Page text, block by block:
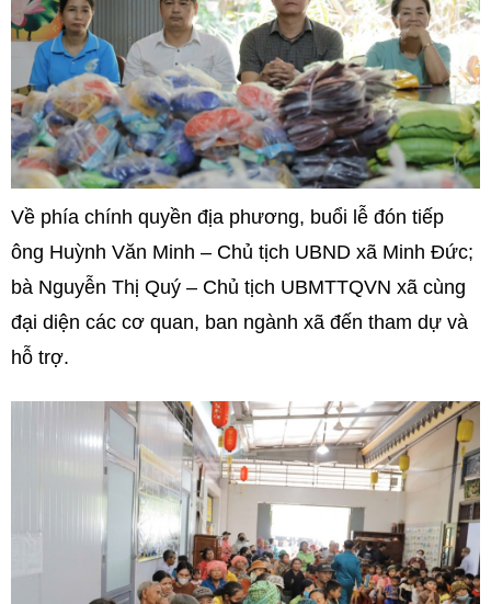
Về phía chính quyền địa phương, buổi lễ đón tiếp
ông Huỳnh Văn Minh – Chủ tịch UBND xã Minh Đức;
bà Nguyễn Thị Quý – Chủ tịch UBMTTQVN xã cùng
đại diện các cơ quan, ban ngành xã đến tham dự và
hỗ trợ.